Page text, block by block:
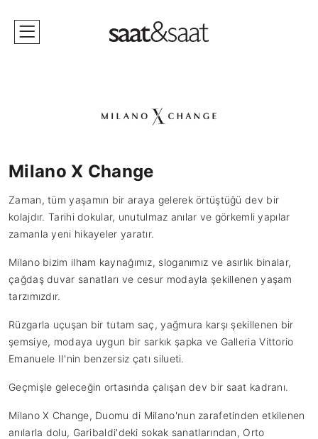
Milano X Change
Zaman, tüm yaşamın bir araya gelerek örtüştüğü dev bir
kolajdır. Tarihi dokular, unutulmaz anılar ve görkemli yapılar
zamanla yeni hikayeler yaratır.
Milano bizim ilham kaynağımız, sloganımız ve asırlık binalar,
çağdaş duvar sanatları ve cesur modayla şekillenen yaşam
tarzımızdır.
Rüzgarla uçuşan bir tutam saç, yağmura karşı şekillenen bir
şemsiye, modaya uygun bir sarkık şapka ve Galleria Vittorio
Emanuele II'nin benzersiz çatı silueti.
Geçmişle geleceğin ortasında çalışan dev bir saat kadranı.
Milano X Change, Duomu di Milano'nun zarafetinden etkilenen
anılarla dolu, Garibaldi'deki sokak sanatlarından, Orto